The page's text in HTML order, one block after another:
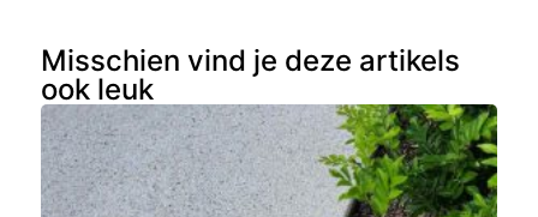
Misschien vind je deze artikels
ook leuk